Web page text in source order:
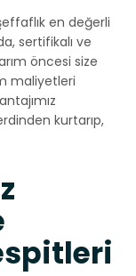
en değerli
sertifikalı ve
öncesi size
maliyetleri
kurtarıp,